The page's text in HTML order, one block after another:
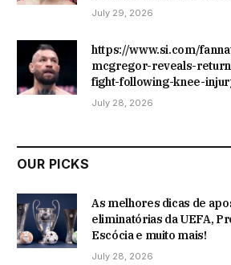
July 29, 2026
https://www.si.com/
mcgregor-reveals-
fight-following-knee-
July 28, 2026
OUR PICKS
As melhores dicas de
eliminatórias da UEFA,
Escócia e muito mais!
July 28, 2026